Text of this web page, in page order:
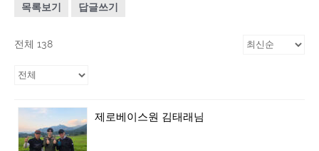
목록보기 답글쓰기
전체 138
제로베이스원 김태래님